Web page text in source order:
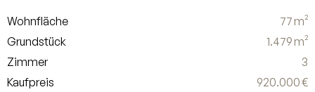
Wohnfläche
77 m²
Grundstück
1.479 m²
Zimmer
3
Kaufpreis
920.000 €